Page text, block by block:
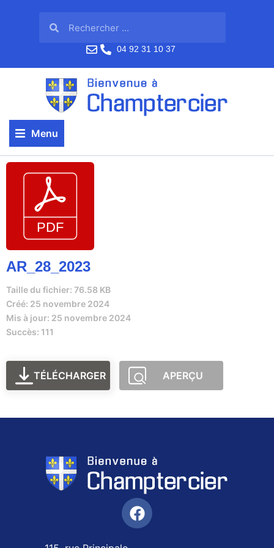
04 92 31 10 37
Menu
AR_28_2023
Taille du fichier: 76.58 KB
Créé: 25 novembre 2024
Mis à jour: 25 novembre 2024
Succès: 111
TÉLÉCHARGER APERÇU